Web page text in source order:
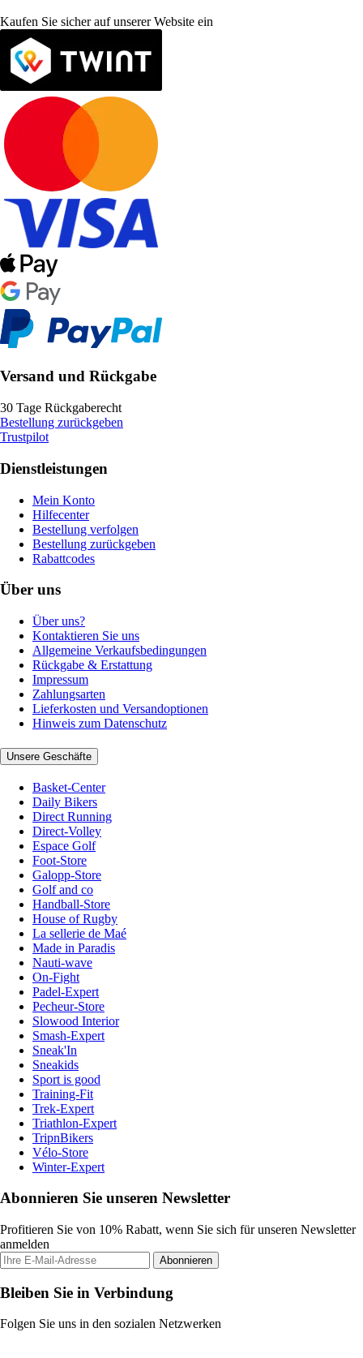
Kaufen Sie sicher auf unserer Website ein
Versand und Rückgabe
30 Tage Rückgaberecht
Bestellung zurückgeben
Trustpilot
Dienstleistungen
Mein Konto
Hilfecenter
Bestellung verfolgen
Bestellung zurückgeben
Rabattcodes
Über uns
Über uns?
Kontaktieren Sie uns
Allgemeine Verkaufsbedingungen
Rückgabe & Erstattung
Impressum
Zahlungsarten
Lieferkosten und Versandoptionen
Hinweis zum Datenschutz
Unsere Geschäfte
Basket-Center
Daily Bikers
Direct Running
Direct-Volley
Espace Golf
Foot-Store
Galopp-Store
Golf and co
Handball-Store
House of Rugby
La sellerie de Maé
Made in Paradis
Nauti-wave
On-Fight
Padel-Expert
Pecheur-Store
Slowood Interior
Smash-Expert
Sneak'In
Sneakids
Sport is good
Training-Fit
Trek-Expert
Triathlon-Expert
TripnBikers
Vélo-Store
Winter-Expert
Abonnieren Sie unseren Newsletter
Profitieren Sie von 10% Rabatt, wenn Sie sich für unseren Newsletter
anmelden
Abonnieren
Bleiben Sie in Verbindung
Folgen Sie uns in den sozialen Netzwerken